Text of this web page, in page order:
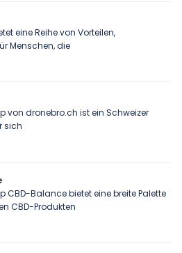
eine Reihe von Vorteilen,
Menschen, die
von dronebro.ch ist ein Schweizer
sich
CBD-Balance bietet eine breite Palette
CBD-Produkten